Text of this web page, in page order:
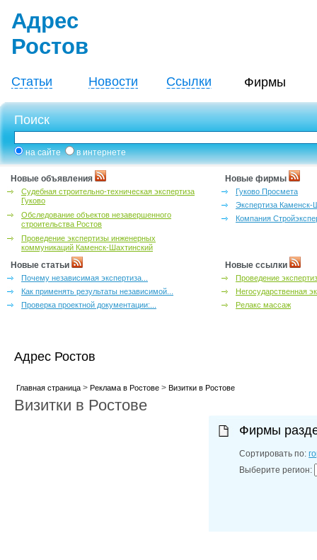
Адрес
Ростов
Статьи Новости Ссылки Фирмы
Поиск
на сайте в интернете
Новые объявления
Судебная строительно-техническая экспертиза
Гуково
Обследование объектов незавершенного
строительства Ростов
Проведение экспертизы инженерных
коммуникаций Каменск-Шахтинский
Новые фирмы
Гуково Просмета
Экспертиза Каменск-
Компания
Новые статьи
Почему независимая экспертиза...
Как применять результаты независимой...
Проверка проектной документации:...
Новые ссылки
Проведение
Негосударственная
Релакс массаж
Адрес Ростов
Главная страница> Реклама в Ростове> Визитки в Ростове
Визитки в Ростове
Фирмы
Сортировать по:
Выберите регион: